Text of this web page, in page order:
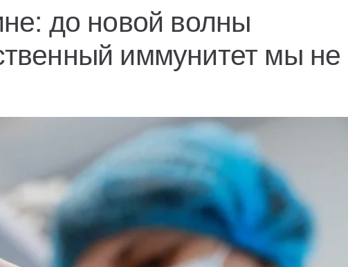
до новой волны
иммунитет мы не